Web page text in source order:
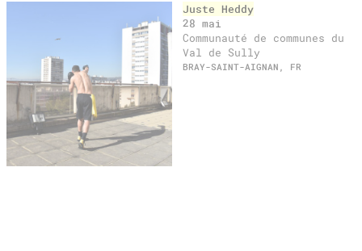
Juste Heddy
28 mai
Communauté de communes du
Val de Sully
BRAY-SAINT-AIGNAN, FR